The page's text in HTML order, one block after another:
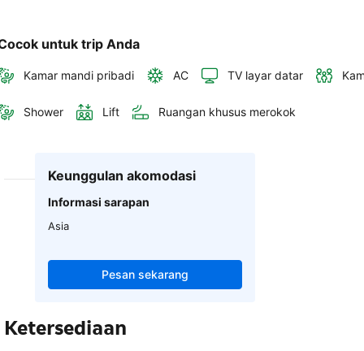
untuk trip Anda
Kamar mandi pribadi AC TV layar datar
Shower Lift Ruangan khusus merokok
Keunggulan akomodasi
Informasi sarapan
Asia
Pesan sekarang
Ketersediaan